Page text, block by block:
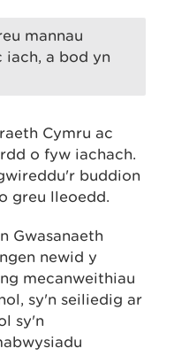
mannau
a bod yn
Cymru ac
o fyw iachach.
buddion
greu lleoedd.
Gwasanaeth
newid y
mecanweithiau
sy'n seiliedig ar
sy'n